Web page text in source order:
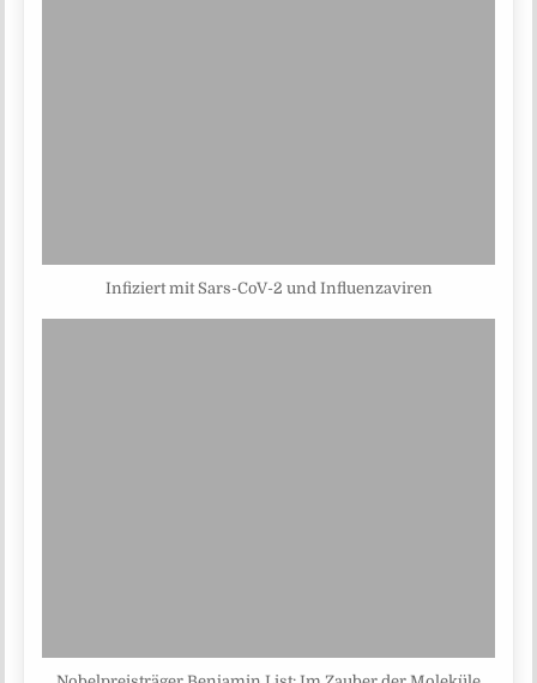
Infiziert mit Sars-CoV-2 und Influenzaviren